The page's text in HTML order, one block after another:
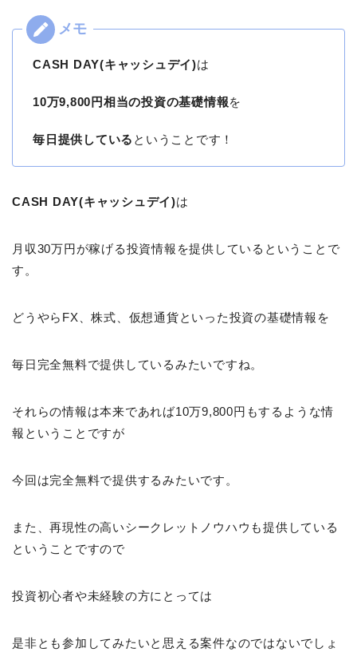
CASH DAY(キャッシュデイ)は
10万9,800円相当の投資の基礎情報を
毎日提供している ということです！
CASH DAY(キャッシュデイ)は
月収30万円が稼げる投資情報を提供しているということで
す。
どうやらFX、株式、仮想通貨といった投資の基礎情報を
毎日完全無料で提供しているみたいですね。
それらの情報は本来であれば10万9,800円もするような情
報ということですが
今回は完全無料で提供するみたいです。
また、再現性の高いシークレットノウハウも提供している
ということですので
投資初心者や未経験の方にとっては
是非とも参加してみたいと思える案件なのではないでしょ